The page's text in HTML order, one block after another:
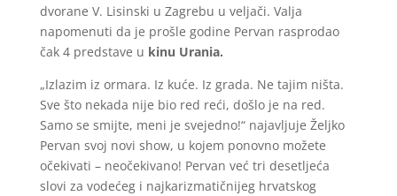
dvorane V. Lisinski u Zagrebu u veljači. Valja
napomenuti da je prošle godine Pervan rasprodao
čak 4 predstave u kinu Urania.
„Izlazim iz ormara. Iz kuće. Iz grada. Ne tajim ništa.
Sve što nekada nije bio red reći, došlo je na red.
Samo se smijte, meni je svejedno!“ najavljuje Željko
Pervan svoj novi show, u kojem ponovno možete
očekivati – neočekivano! Pervan već tri desetljeća
slovi za vodećeg i najkarizmatičnijeg hrvatskog